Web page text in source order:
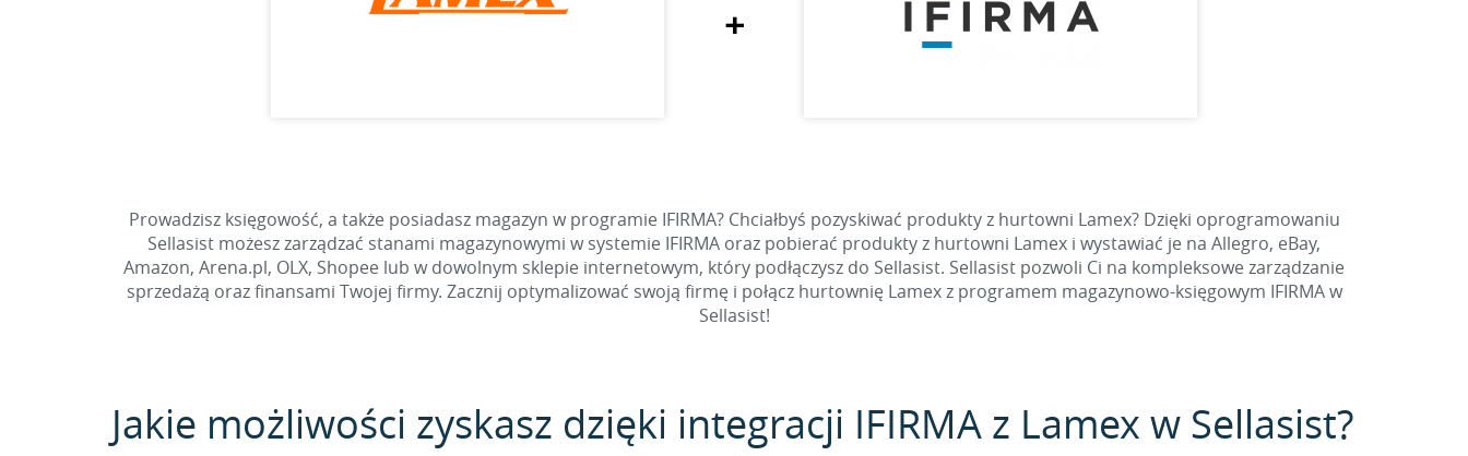
+
Prowadzisz księgowość, a także posiadasz magazyn w programie IFIRMA? Chciałbyś pozyskiwać produkty z hurtowni Lamex? Dzięki oprogramowaniu
Sellasist możesz zarządzać stanami magazynowymi w systemie IFIRMA oraz pobierać produkty z hurtowni Lamex i wystawiać je na Allegro, eBay,
Amazon, Arena.pl, OLX, Shopee lub w dowolnym sklepie internetowym, który podłączysz do Sellasist. Sellasist pozwoli Ci na kompleksowe zarządzanie
sprzedażą oraz finansami Twojej firmy. Zacznij optymalizować swoją firmę i połącz hurtownię Lamex z programem magazynowo-księgowym IFIRMA w
Sellasist!
Jakie możliwości zyskasz dzięki integracji IFIRMA z Lamex w Sellasist?